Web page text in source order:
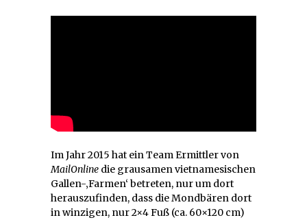
Im Jahr 2015 hat ein Team Ermittler von
MailOnline die grausamen vietnamesischen
Gallen-‚Farmen‘ betreten, nur um dort
herauszufinden, dass die Mondbären dort
in winzigen, nur 2×4 Fuß (ca. 60×120 cm)